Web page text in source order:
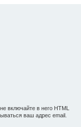
включайте в него HTML
ваш адрес email.